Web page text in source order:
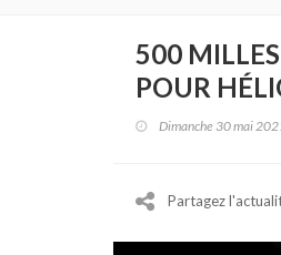
500
POUR
Dimanche 30 mai
Partagez